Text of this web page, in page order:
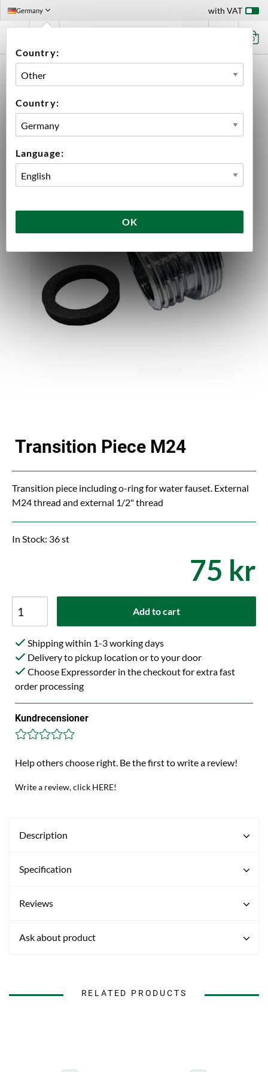
Germany
Country:
Country:
Language:
OK
with VAT
0
THREADED FITTINGS
Transition Piece M24
Transition piece including o-ring for water fauset. External
M24 thread and external 1/2" thread
In Stock: 36 st
75 kr
Add to cart
Shipping within 1-3 working days
Delivery to pickup location or to your door
Choose Expressorder in the checkout for extra fast
order processing
Kundrecensioner
Help others choose right. Be the first to write a review!
Write a review, click HERE!
Description
Specification
Reviews
Ask about product
RELATED PRODUCTS